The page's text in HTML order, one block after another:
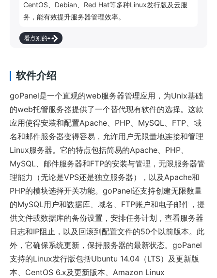
CentOS、Debian、Red Hat等多种Linux发行版及云服
务，能有效提升服务器管理效率。
看点别的
软件介绍
goPanel是一个直观的web服务器管理应用，为Unix基础
的web托管服务器提供了一个替代现有软件的选择。这款
应用使得安装和配置Apache、PHP、MySQL、FTP、域
名和邮件服务器变得容易，允许用户无限量地连接和管理
Linux服务器。它的特点包括简易的Apache、PHP、
MySQL、邮件服务器和FTP的安装与管理，无限服务器管
理能力（无论是VPS还是独立服务器），以及Apache和
PHP的模块选择开关功能。goPanel还支持创建无限数量
的MySQL用户和数据库、域名、FTP账户和电子邮件，提
供文件或数据库的备份设置，安排任务计划，查看服务器
日志和IP阻止，以及回滚到配置文件的50个以前版本。此
外，它确保系统更新，保持服务器的最新状态。goPanel
支持的Linux发行版包括Ubuntu 14.04（LTS）及更新版
本、CentOS 6.x及更新版本、Amazon Linux